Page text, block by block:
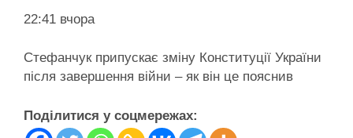
22:41 вчора
Стефанчук припускає зміну Конституції України
після завершення війни – як він це пояснив
Поділитися у соцмережах: